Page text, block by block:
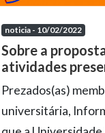
noticia - 10/02/2022
Sobre a
atividades
Prezados(as)
universitária,